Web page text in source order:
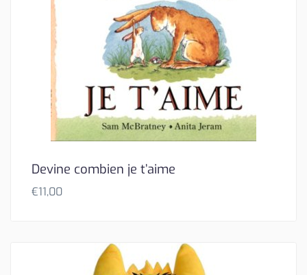
Devine combien je t’aime
€11,00